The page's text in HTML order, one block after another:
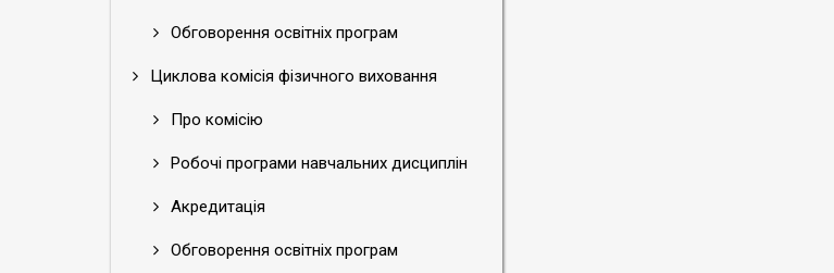
Обговорення освітніх програм
Циклова комісія фізичного виховання
Про комісію
Робочі програми навчальних дисциплін
Акредитація
Обговорення освітніх програм